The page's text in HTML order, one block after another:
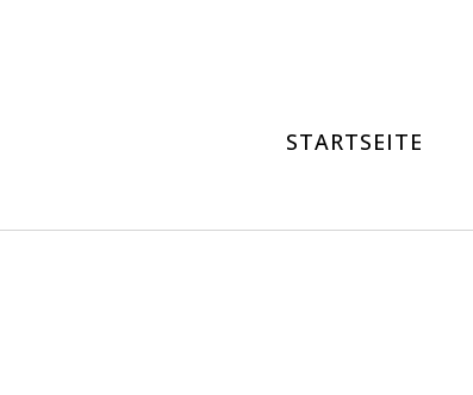
STARTSEITE